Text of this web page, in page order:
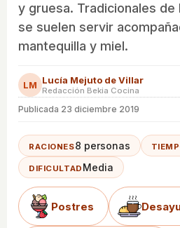
y gruesa. Tradicionales de
se suelen servir
mantequilla y miel.
LM Lucía Mejuto de Villar
Redacción Bekia Cocina
Publicada 23 diciembre 2019
RACIONES8 personas
DIFICULTAD Media
Postres